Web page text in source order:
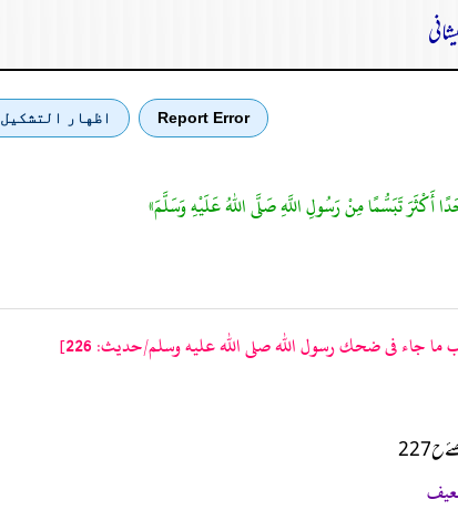
Report Error اظهار التشكيل
أَكْثَرَ تَبَسُّمًا مِنْ رَسُولِ اللَّهِ صَلَّى اللهُ عَلَيْهِ وَسَلَّمَ»
جاء فى ضحك رسول الله صلى الله عليه وسلم/حدیث: 226]